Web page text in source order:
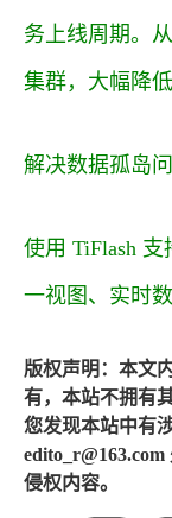
务上线周期。
集群，大幅降
解决数据孤岛
使用 TiFlash
一视图、实时数
版权声明：本文
有，本站不拥有
您发现本站中有
侵权内容。